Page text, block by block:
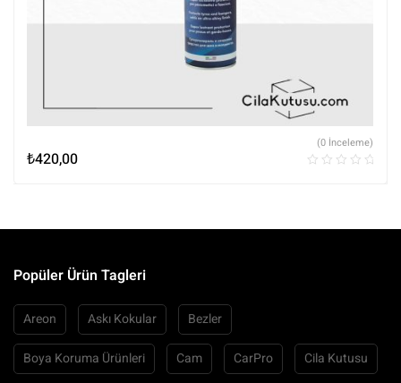
₺420,00
(0 İnceleme)
Popüler Ürün Tagleri
Areon Askı Kokular Bezler
Boya Koruma Ürünleri Cam CarPro Cila Kutusu